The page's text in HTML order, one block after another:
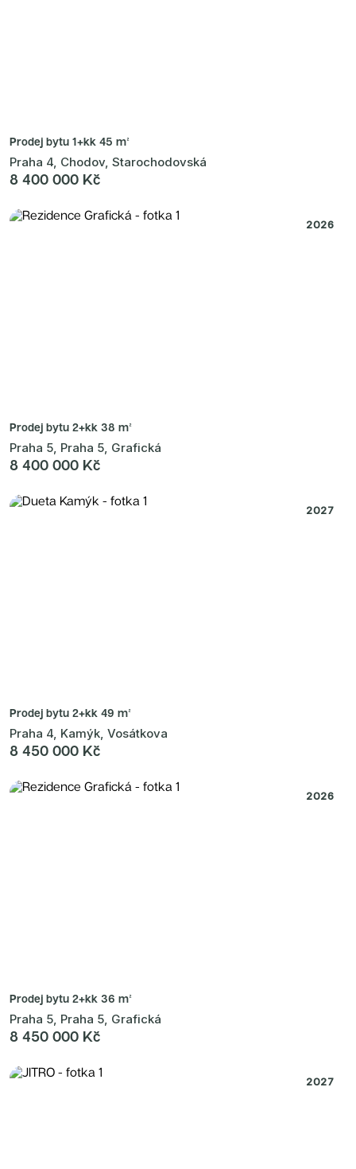
Prodej bytu 1+kk 45 m²
Praha 4, Chodov, Starochodovská
8 400 000 Kč
2026
Prodej bytu 2+kk 38 m²
Praha 5, Praha 5, Grafická
8 400 000 Kč
2027
Prodej bytu 2+kk 49 m²
Praha 4, Kamýk, Vosátkova
8 450 000 Kč
2026
Prodej bytu 2+kk 36 m²
Praha 5, Praha 5, Grafická
8 450 000 Kč
2027